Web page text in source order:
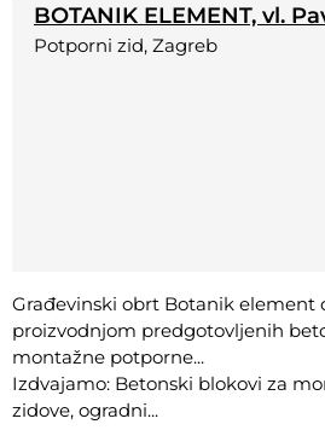
BOTANIK ELEMENT, vl.
Potporni zid, Zagreb
Građevinski obrt Botanik element
proizvodnjom predgotovljenih
montažne potporne...
Izdvajamo: Betonski blokovi za
zidove, ogradni...